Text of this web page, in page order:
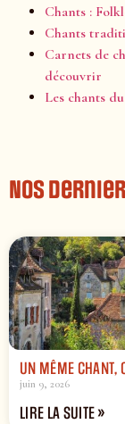
Chants :
Chants
Carnets de
découvrir
Les chants
Nos
UN MÊME CHANT,
juin 9, 2026
LIRE LA SUITE »